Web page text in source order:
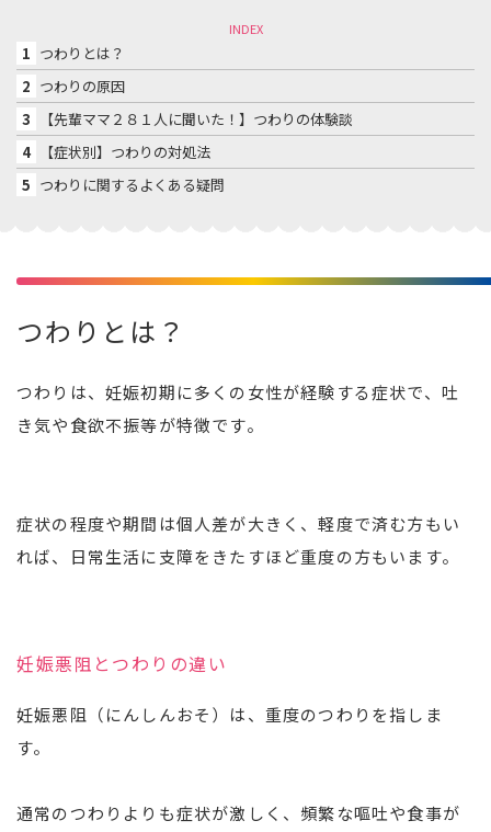
INDEX
1 つわりとは？
2 つわりの原因
3
【先輩ママ２８１人に聞いた！】つわりの体験談
4
【症状別】つわりの対処法
5 つわりに関するよくある疑問
つわりとは？
つわりは、妊娠初期に多くの女性が経験する症状で、吐
き気や食欲不振等が特徴です。
症状の程度や期間は個人差が大きく、軽度で済む方もい
れば、日常生活に支障をきたすほど重度の方もいます。
妊娠悪阻とつわりの違い
妊娠悪阻（にんしんおそ）は、重度のつわりを指しま
す。
通常のつわりよりも症状が激しく、頻繁な嘔吐や食事が